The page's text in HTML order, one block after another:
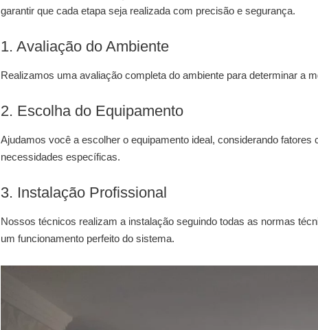
garantir que cada etapa seja realizada com precisão e segurança.
1. Avaliação do Ambiente
Realizamos uma avaliação completa do ambiente para determinar a
2. Escolha do Equipamento
Ajudamos você a escolher o equipamento ideal, considerando fatores
necessidades específicas.
3. Instalação Profissional
Nossos técnicos realizam a instalação seguindo todas as normas
um funcionamento perfeito do sistema.